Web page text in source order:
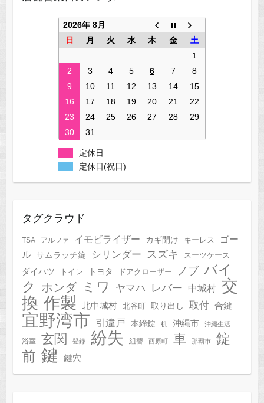
2026年 8月
日
月 火 水 木 金
土
1
2
3 4 5 6 7
8
9
10 11 12 13 14
15
16
17 18 19 20 21
22
23
24 25 26 27 28
29
30
31
定休日
定休日(祝日)
タグクラウド
TSA アルファ イモビライザー カギ開け キーレス
ゴー
ル サムラッチ錠 シリンダー スズキ
スーツケース
ダイハツ
トイレ トヨタ ドアクローザー ノブ バイ
ク
ホンダ ミワ ヤマハ レバー 中城村 交
換 作製 北中城村 北谷町 取り出し 取付 合鍵
宜野湾市 引違戸 本締錠 机 沖縄市 沖縄生活
浴室 玄関 登録 紛失 組替 西原町 車 那覇市
錠
前 鍵 鍵穴